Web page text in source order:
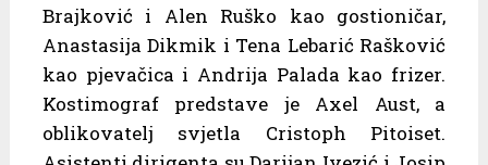
Brajković i Alen Ruško kao gostioničar,
Anastasija Dikmik i Tena Lebarić Rašković
kao pjevačica i Andrija Palada kao frizer.
Kostimograf predstave je Axel Aust, a
oblikovatelj svjetla Cristoph Pitoiset.